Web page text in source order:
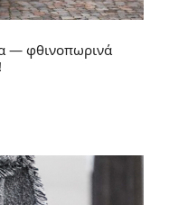
— φθινοπωρινά